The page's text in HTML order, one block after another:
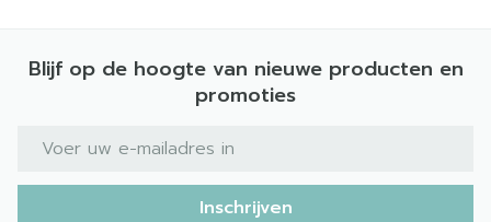
Blijf op de hoogte van nieuwe producten en
promoties
E-mail adres
Inschrijven